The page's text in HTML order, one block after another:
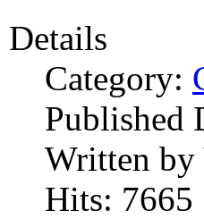
Details
Category:
Published
Written by
Hits: 7665